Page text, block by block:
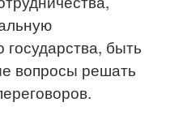
государства, быть
вопросы решать